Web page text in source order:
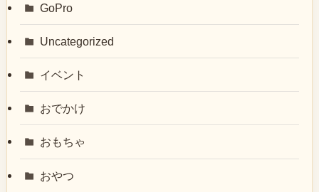
GoPro
Uncategorized
イベント
おでかけ
おもちゃ
おやつ